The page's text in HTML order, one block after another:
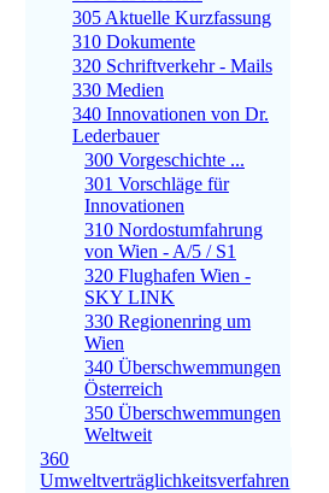
305 Aktuelle Kurzfassung
310 Dokumente
320 Schriftverkehr - Mails
330 Medien
340 Innovationen von Dr.
Lederbauer
300 Vorgeschichte ...
301 Vorschläge für
Innovationen
310 Nordostumfahrung
von Wien - A/5 / S1
320 Flughafen Wien -
SKY LINK
330 Regionenring um
Wien
340 Überschwemmungen
Österreich
350 Überschwemmungen
Weltweit
360
Umweltverträglichkeitsverfahren